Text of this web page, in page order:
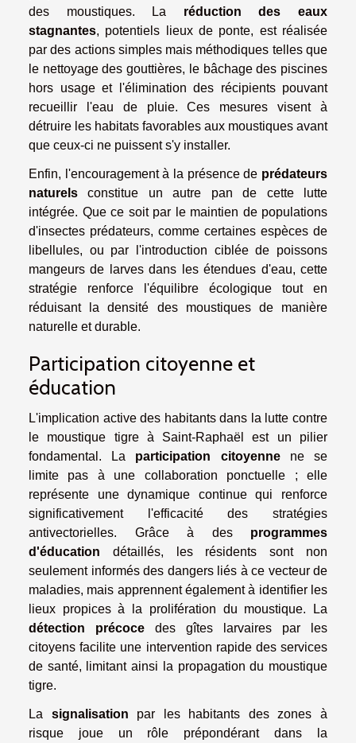
des moustiques. La réduction des eaux
stagnantes, potentiels lieux de ponte, est réalisée
par des actions simples mais méthodiques telles que
le nettoyage des gouttières, le bâchage des piscines
hors usage et l'élimination des récipients pouvant
recueillir l'eau de pluie. Ces mesures visent à
détruire les habitats favorables aux moustiques avant
que ceux-ci ne puissent s'y installer.
Enfin, l'encouragement à la présence de prédateurs
naturels constitue un autre pan de cette lutte
intégrée. Que ce soit par le maintien de populations
d'insectes prédateurs, comme certaines espèces de
libellules, ou par l'introduction ciblée de poissons
mangeurs de larves dans les étendues d'eau, cette
stratégie renforce l'équilibre écologique tout en
réduisant la densité des moustiques de manière
naturelle et durable.
Participation citoyenne et
éducation
L'implication active des habitants dans la lutte contre
le moustique tigre à Saint-Raphaël est un pilier
fondamental. La participation citoyennene se
limite pas à une collaboration ponctuelle ; elle
représente une dynamique continue qui renforce
significativement l'efficacité des stratégies
antivectorielles. Grâce à des programmes
d'éducation détaillés, les résidents sont non
seulement informés des dangers liés à ce vecteur de
maladies, mais apprennent également à identifier les
lieux propices à la prolifération du moustique. La
détection précoce des gîtes larvaires par les
citoyens facilite une intervention rapide des services
de santé, limitant ainsi la propagation du moustique
tigre.
La signalisation par les habitants des zones à
risque joue un rôle prépondérant dans la